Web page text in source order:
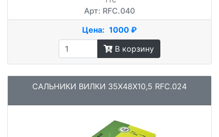
Арт: RFC.040
Цена: 1000 ₽
В корзину
САЛЬНИКИ ВИЛКИ 35X48X10,5 RFC.024